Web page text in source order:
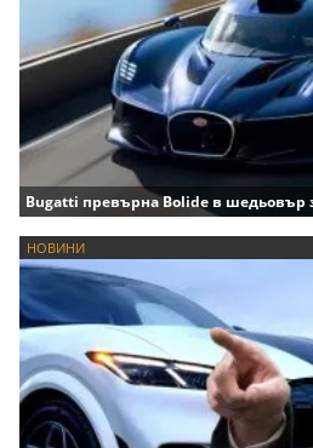
Bugatti превърна Bolide в шедьовър
НОВИНИ